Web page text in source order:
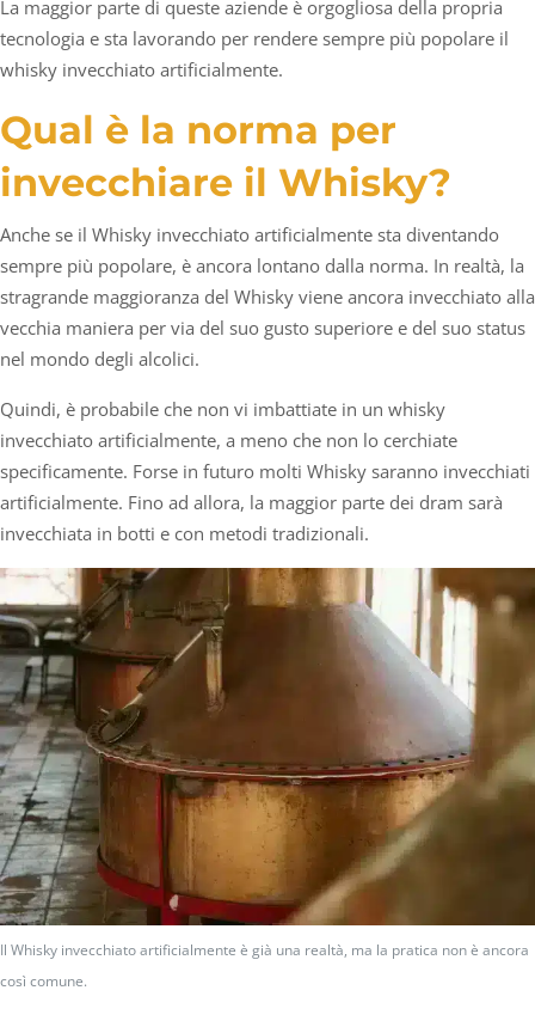
La maggior parte di queste aziende è orgogliosa della propria
tecnologia e sta lavorando per rendere sempre più popolare il
whisky invecchiato artificialmente.
Qual è la norma per
invecchiare il Whisky?
Anche se il Whisky invecchiato artificialmente sta diventando
sempre più popolare, è ancora lontano dalla norma. In realtà, la
stragrande maggioranza del Whisky viene ancora invecchiato alla
vecchia maniera per via del suo gusto superiore e del suo status
nel mondo degli alcolici.
Quindi, è probabile che non vi imbattiate in un whisky
invecchiato artificialmente, a meno che non lo cerchiate
specificamente. Forse in futuro molti Whisky saranno invecchiati
artificialmente. Fino ad allora, la maggior parte dei dram sarà
invecchiata in botti e con metodi tradizionali.
Il Whisky invecchiato artificialmente è già una realtà, ma la pratica non è ancora
così comune.